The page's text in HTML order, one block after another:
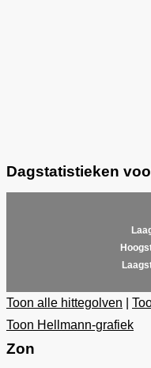
Dagstatistieken
Toon alle hittegolven
Toon Hellmann-grafiek
Zon